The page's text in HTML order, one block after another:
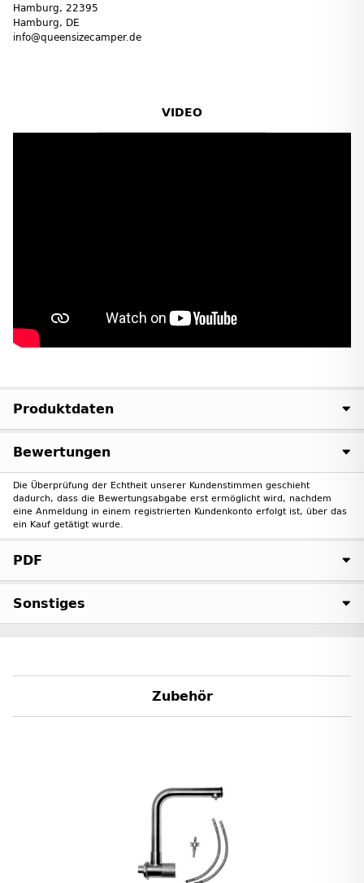
Hamburg, 22395
Hamburg, DE
info@queensizecamper.de
VIDEO
Produktdaten
Bewertungen
Die Überprüfung der Echtheit unserer Kundenstimmen geschieht
dadurch, dass die Bewertungsabgabe erst ermöglicht wird, nachdem
eine Anmeldung in einem registrierten Kundenkonto erfolgt ist, über das
ein Kauf getätigt wurde.
PDF
Sonstiges
Zubehör